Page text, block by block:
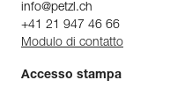
info@petzl.ch
+41 21 947 46 66
Modulo di contatto
Accesso stampa